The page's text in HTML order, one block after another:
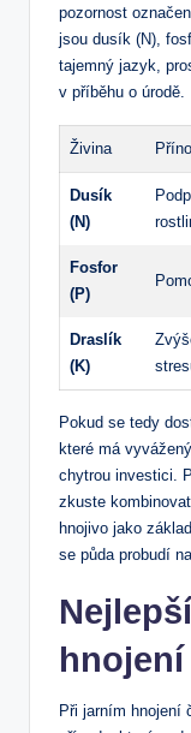
pozornost
jsou dusík (N),
tajemný jazyk,
v příběhu o úrodě.
Živina
Dusík
(N)
Fosfor
(P)
Draslík
(K)
Pokud se tedy
které má
chytrou investici.
zkuste
hnojivo jako
se půda probudí
Při jarním hnojení